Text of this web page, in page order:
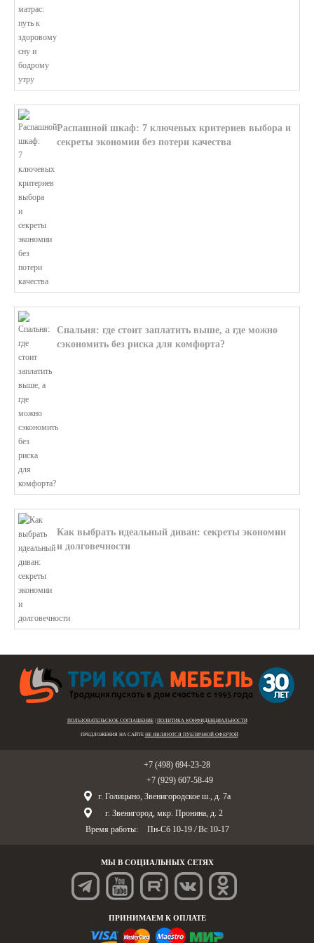
Распашной шкаф: 7 ключевых критериев выбора и
секреты экономии без потери качества
Спальня: где стоит заплатить выше, а где можно
сэкономить без риска для комфорта?
Как выбрать идеальный диван: секреты экономии
и долговечности
ПОЛЬЗОВАТЕЛЬСКОЕ СОГЛАШЕНИЕ| ПОЛИТИКА КОНФИДЕНЦИАЛЬНОСТИ
ПРЕДЛОЖЕНИЯ НА САЙТЕ НЕ ЯВЛЯЮТСЯ ПУБЛИЧНОЙ ОФЕРТОЙ
+7 (498) 694-23-28
+7 (929) 607-58-49
г. Голицыно, Звенигородское ш., д. 7а
г. Звенигород, мкр. Пронина, д. 2
Время работы:
Пн-Сб 10-19 / Вс 10-17
МЫ В СОЦИАЛЬНЫХ СЕТЯХ
ПРИНИМАЕМ К ОПЛАТЕ